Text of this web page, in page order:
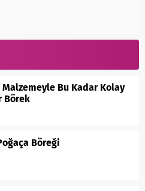
Malzemeyle Bu Kadar Kolay
Börek
Böreği